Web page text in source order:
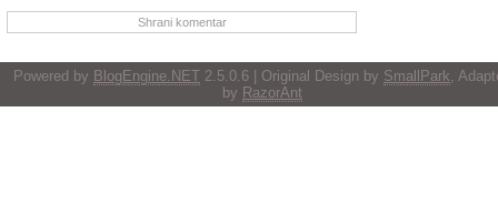
Powered by BlogEngine.NET 2.5.0.6 | Original Design by SmallPark,
by RazorAnt